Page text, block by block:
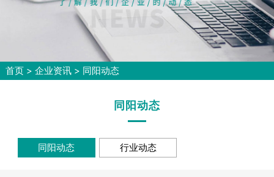
首页> 企业资讯> 同阳动态
同阳动态
同阳动态 行业动态